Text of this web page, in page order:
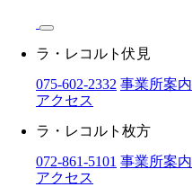
ラ・レコルト伏見
075-602-2332 事業所案内
アクセス
ラ・レコルト枚方
072-861-5101 事業所案内
アクセス